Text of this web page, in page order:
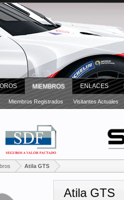
Atila GTS
Atila GTS
MIEMBROS
Miembros Registrados Visitantes Actuales
ENLACES